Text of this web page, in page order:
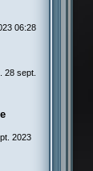
06:28
28 sept.
2023